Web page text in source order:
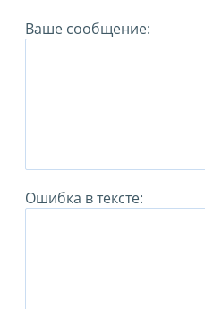
Ваше сообщение:
Ошибка в тексте: